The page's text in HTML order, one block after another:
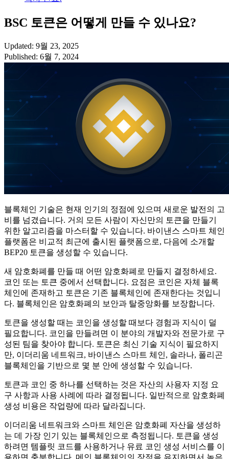
BSC 토큰은 어떻게 만들 수 있나요?
Updated: 9월 23, 2025
Published: 6월 7, 2024
블록체인 기술은 현재 인기의 정점에 있으며 새로운 발전의 고
비를 넘겼습니다. 거의 모든 사람이 자신만의 토큰을 만들기
위한 알고리즘을 마스터할 수 있습니다. 바이낸스 스마트 체인
플랫폼은 비교적 최근에 출시된 플랫폼으로, 다음에 소개할
BEP20 토큰을 생성할 수 있습니다.
새 암호화폐를 만들 때 어떤 암호화폐로 만들지 결정하세요.
코인 또는 토큰 중에서 선택합니다. 요점은 코인은 자체 블록
체인에 존재하고 토큰은 기존 블록체인에 존재한다는 것입니
다. 블록체인은 암호화폐의 보안과 탈중앙화를 보장합니다.
토큰을 생성할 때는 코인을 생성할 때보다 경험과 지식이 덜
필요합니다. 코인을 만들려면 이 분야의 개발자와 전문가로 구
성된 팀을 찾아야 합니다. 토큰은 최신 기술 지식이 필요하지
만, 이더리움 네트워크, 바이낸스 스마트 체인, 솔라나, 폴리곤
블록체인을 기반으로 몇 분 안에 생성할 수 있습니다.
토큰과 코인 중 하나를 선택하는 것은 자산의 사용자 지정 요
구 사항과 사용 사례에 따라 결정됩니다. 일반적으로 암호화폐
생성 비용은 작업량에 따라 달라집니다.
이더리움 네트워크와 스마트 체인은 암호화폐 자산을 생성하
는 데 가장 인기 있는 블록체인으로 측정됩니다. 토큰을 생성
하려면 템플릿 코드를 사용하거나 유료 코인 생성 서비스를 이
용하면 충분합니다. 메인 블록체인의 장점을 유지하면서 높은